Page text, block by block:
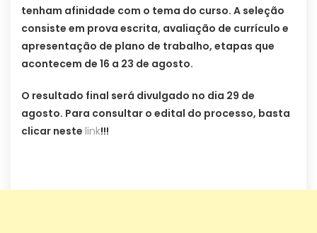
tenham afinidade com o tema do curso. A seleção
consiste em prova escrita, avaliação de currículo e
apresentação de plano de trabalho, etapas que
acontecem de 16 a 23 de agosto.
O resultado final será divulgado no dia 29 de
agosto. Para consultar o edital do processo, basta
clicar neste link!!!